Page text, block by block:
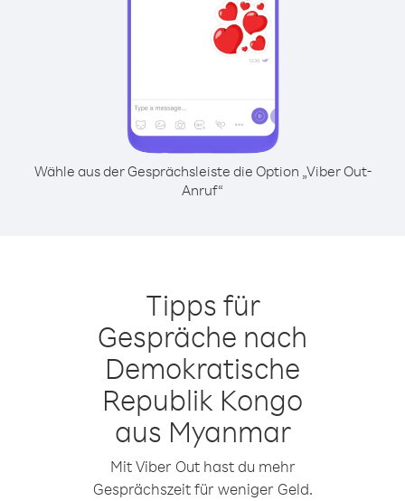
Wähle aus der Gesprächsleiste die Option „Viber Out-
Anruf“
Tipps für
Gespräche nach
Demokratische
Republik Kongo
aus Myanmar
Mit Viber Out hast du mehr
Gesprächszeit für weniger Geld.